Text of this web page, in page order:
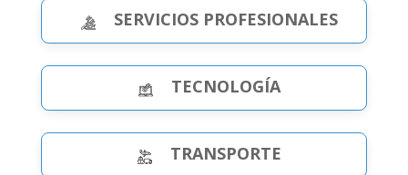
SERVICIOS PROFESIONALES
TECNOLOGÍA
TRANSPORTE